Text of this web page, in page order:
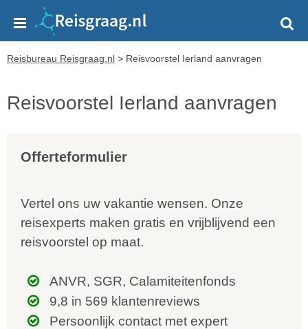
Reisbureau Reisgraag.nl > Reisvoorstel Ierland aanvragen
Reisvoorstel Ierland aanvragen
Offerteformulier
Vertel ons uw vakantie wensen. Onze
reisexperts maken gratis en vrijblijvend een
reisvoorstel op maat.
ANVR, SGR, Calamiteitenfonds
9,8 in 569 klantenreviews
Persoonlijk contact met expert